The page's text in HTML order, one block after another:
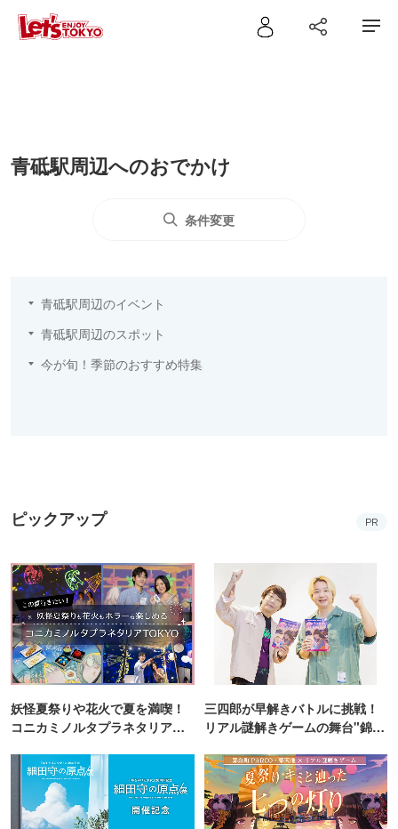
青砥駅周辺へのおでかけ
条件変更
青砥駅周辺のイベント
青砥駅周辺のスポット
今が旬！季節のおすすめ特集
ピックアップ PR
妖怪夏祭りや花火で夏を満喫！
コニカミノルタプラネタリア
三四郎が早解きバトルに挑戦！
リアル謎解きゲームの舞台"錦糸